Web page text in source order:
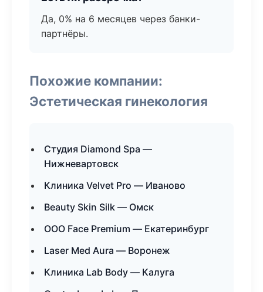
Да, 0% на 6 месяцев через банки-
партнёры.
Похожие компании:
Эстетическая гинекология
Студия Diamond Spa —
Нижневартовск
Клиника Velvet Pro — Иваново
Beauty Skin Silk — Омск
ООО Face Premium — Екатеринбург
Laser Med Aura — Воронеж
Клиника Lab Body — Калуга